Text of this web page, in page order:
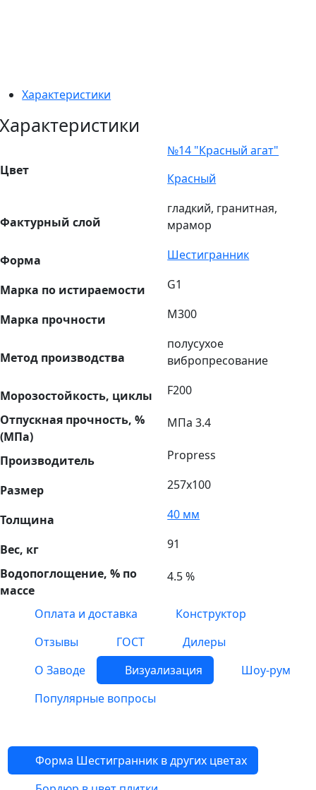
Характеристики
Характеристики
Цвет
№14 "Красный агат"
Красный
Фактурный слой
гладкий, гранитная,
мрамор
Форма Шестигранник
Марка по истираемости G1
Марка прочности М300
Метод производства
полусухое
вибропресование
Морозостойкость, циклы
F200
Отпускная прочность, %
(МПа)
МПа 3.4
Производитель Propress
Размер 257х100
Толщина 40 мм
Вес, кг
91
Водопоглощение, % по
массе
4.5 %
Оплата и доставка
Конструктор
Отзывы
ГОСТ
Дилеры
О Заводе
Визуализация
Шоу-рум
Популярные вопросы
Форма Шестигранник в других цветах